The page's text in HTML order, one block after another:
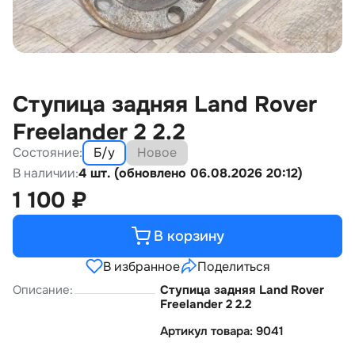
Ступица задняя Land Rover
Freelander 2 2.2
Состояние: Б/у
Новое
В наличии:4 шт. (обновлено 06.08.2026 20:12)
1 100 ₽
В корзину
В избранное Поделиться
Описание:
Ступица задняя Land Rover
Freelander 2 2.2
Артикул товара: 9041